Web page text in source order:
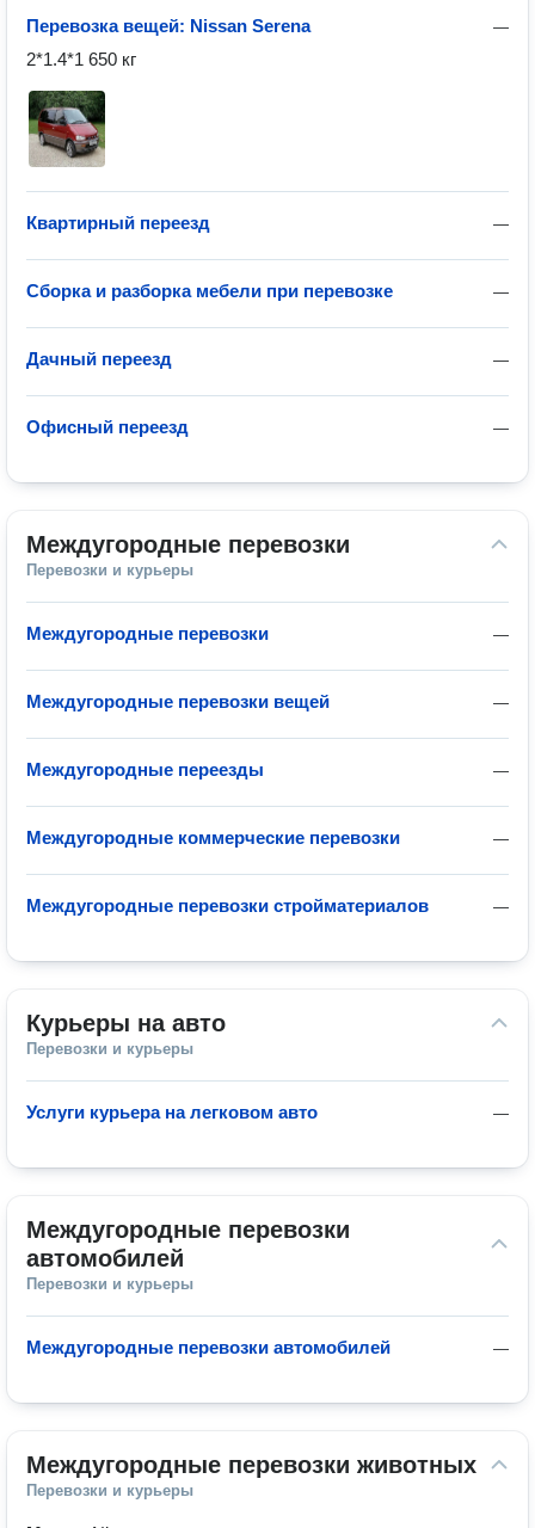
—
Перевозка вещей: Nissan Serena
2*1.4*1 650 кг
—
Квартирный переезд
—
Сборка и разборка мебели при перевозке
—
Дачный переезд
—
Офисный переезд
Междугородные перевозки
Перевозки и курьеры
—
Междугородные перевозки
—
Междугородные перевозки вещей
—
Междугородные переезды
—
Междугородные коммерческие перевозки
—
Междугородные перевозки стройматериалов
Курьеры на авто
Перевозки и курьеры
—
Услуги курьера на легковом авто
Междугородные перевозки
автомобилей
Перевозки и курьеры
—
Междугородные перевозки автомобилей
Междугородные перевозки животных
Перевозки и курьеры